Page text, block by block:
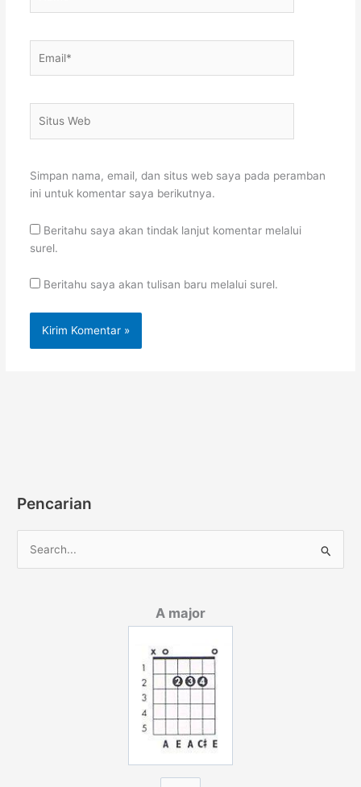
Web
Simpan nama, email, dan situs web saya pada peramban
ini untuk komentar saya berikutnya.
Beritahu saya akan tindak lanjut komentar melalui
surel.
Beritahu saya akan tulisan baru melalui surel.
Pencarian
A major